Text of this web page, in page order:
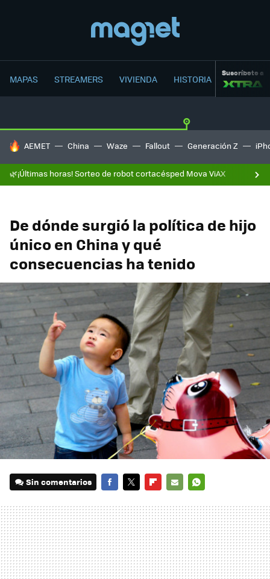
MAPAS STREAMERS VIVIENDA HISTORIA Suscríbete a
HOY SE HABLA DE
AEMET China Waze Fallout Generación Z
🌿¡Últimas horas! Sorteo de robot cortacésped Mova ViAX
De dónde surgió la política de hijo
único en China y qué
consecuencias ha tenido
Sin comentarios
MAIL